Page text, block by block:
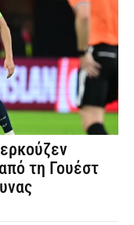
τη Γουέστ